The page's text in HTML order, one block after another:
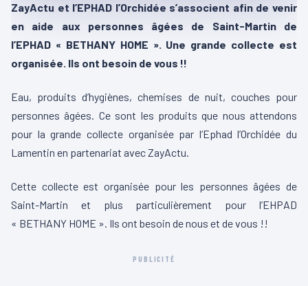
ZayActu et l’EPHAD l’Orchidée s’associent afin de venir
en aide aux personnes âgées de Saint-Martin de
l’EPHAD « BETHANY HOME ». Une grande collecte est
organisée. Ils ont besoin de vous !!
Eau, produits d’hygiènes, chemises de nuit, couches pour
personnes âgées. Ce sont les produits que nous attendons
pour la grande collecte organisée par l’Ephad l’Orchidée du
Lamentin en partenariat avec ZayActu.
Cette collecte est organisée pour les personnes âgées de
Saint-Martin et plus particulièrement pour l’EHPAD
« BETHANY HOME ». Ils ont besoin de nous et de vous !!
PUBLICITÉ